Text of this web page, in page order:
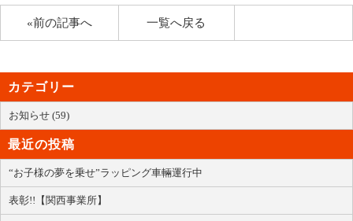
«前の記事へ 一覧へ戻る
カテゴリー
お知らせ (59)
最近の投稿
“お子様の夢を乗せ”ラッピング車輛運行中
表彰!!【関西事業所】